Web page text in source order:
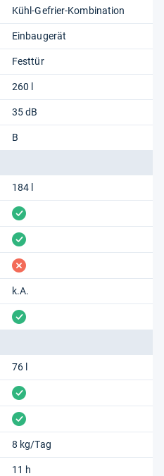
Kühl-Gefrier-Kombination
Einbaugerät
Festtür
260 l
35 dB
B
184 l
vorhanden
vorhanden
fehlt
k.A.
vorhanden
76 l
vorhanden
vorhanden
8 kg/Tag
11 h